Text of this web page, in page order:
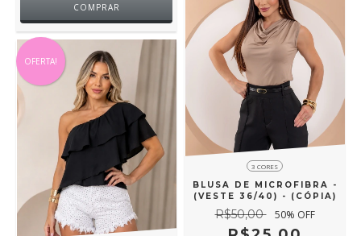
COMPRAR
OFERTA!
3 CORES
BLUSA DE MICROFIBRA -
(VESTE 36/40) - (CÓPIA)
R$50,00 50% OFF